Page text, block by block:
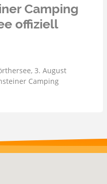
Camping
offiziell
3. August
Camping